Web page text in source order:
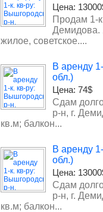
Цена:
Продам 1-
Демидова.
жилое, советское....
В аренду
обл.)
Цена: 74$
Сдам
р-н, г.
кв.м; балкон...
В аренду
обл.)
Цена:
Сдам
р-н, г.
кв.м; балкон...